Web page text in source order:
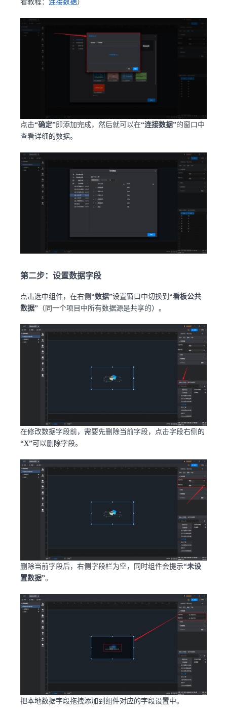
看教程： 连接数据）
点击“确定”即添加完成，然后就可以在“连接数据”的窗口中
查看详细的数据。
第二步：设置数据字段
点击选中组件，在右侧 “数据”设置窗口中切换到 “看板公共
数据” （同一个项目中所有数据源是共享的）。
在修改数据字段前，需要先删除当前字段，点击字段右侧的
“X”可以删除字段。
删除当前字段后，右侧字段栏为空，同时组件会提示“未设
置数据”。
把本地数据字段拖拽添加到组件对应的字段设置中。